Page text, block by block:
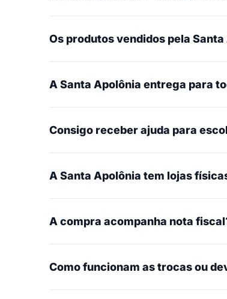
Os produtos vendidos pela
A Santa Apolônia entrega para
Consigo receber ajuda para
A Santa Apolônia tem lojas
A compra acompanha nota
Como funcionam as trocas ou